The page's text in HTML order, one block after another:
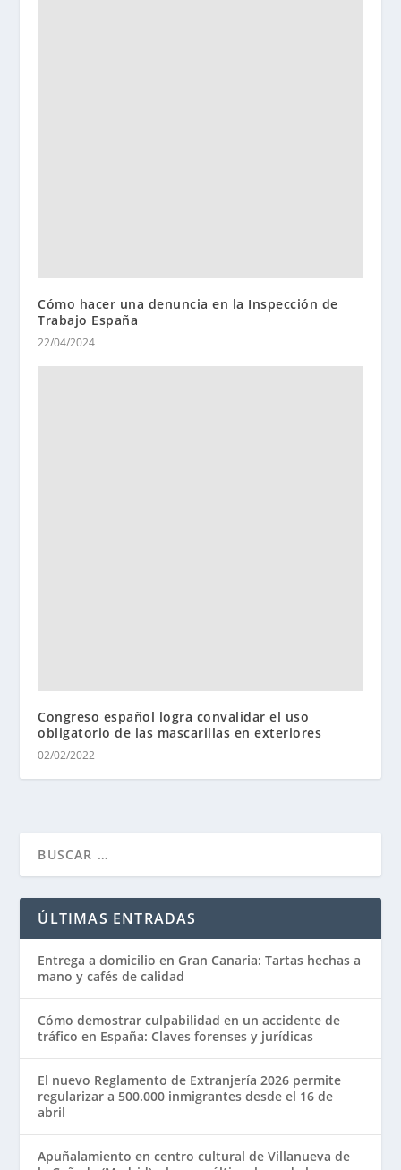
Cómo hacer una denuncia en la Inspección de
Trabajo España
22/04/2024
Congreso español logra convalidar el uso
obligatorio de las mascarillas en exteriores
02/02/2022
ÚLTIMAS ENTRADAS
Entrega a domicilio en Gran Canaria: Tartas hechas a
mano y cafés de calidad
Cómo demostrar culpabilidad en un accidente de
tráfico en España: Claves forenses y jurídicas
El nuevo Reglamento de Extranjería 2026 permite
regularizar a 500.000 inmigrantes desde el 16 de
abril
Apuñalamiento en centro cultural de Villanueva de